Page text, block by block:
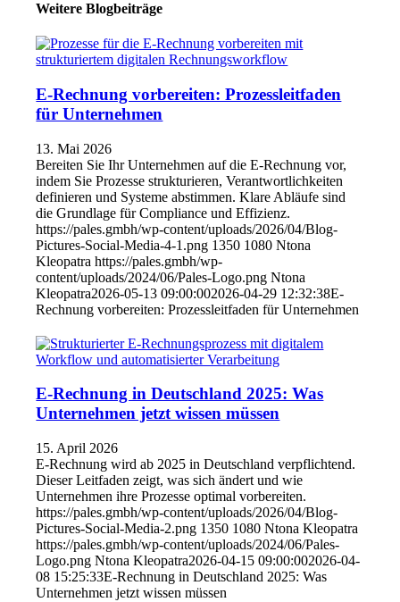
Weitere Blogbeiträge
E-Rechnung vorbereiten: Prozessleitfaden
für Unternehmen
13. Mai 2026
Bereiten Sie Ihr Unternehmen auf die E-Rechnung vor,
indem Sie Prozesse strukturieren, Verantwortlichkeiten
definieren und Systeme abstimmen. Klare Abläufe sind
die Grundlage für Compliance und Effizienz.
https://pales.gmbh/wp-content/uploads/2026/04/Blog-
Pictures-Social-Media-4-1.png 1350 1080 Ntona
Kleopatra https://pales.gmbh/wp-
content/uploads/2024/06/Pales-Logo.png Ntona
Kleopatra2026-05-13 09:00:002026-04-29 12:32:38E-
Rechnung vorbereiten: Prozessleitfaden für Unternehmen
E-Rechnung in Deutschland 2025: Was
Unternehmen jetzt wissen müssen
15. April 2026
E-Rechnung wird ab 2025 in Deutschland verpflichtend.
Dieser Leitfaden zeigt, was sich ändert und wie
Unternehmen ihre Prozesse optimal vorbereiten.
https://pales.gmbh/wp-content/uploads/2026/04/Blog-
Pictures-Social-Media-2.png 1350 1080 Ntona Kleopatra
https://pales.gmbh/wp-content/uploads/2024/06/Pales-
Logo.png Ntona Kleopatra2026-04-15 09:00:002026-04-
08 15:25:33E-Rechnung in Deutschland 2025: Was
Unternehmen jetzt wissen müssen